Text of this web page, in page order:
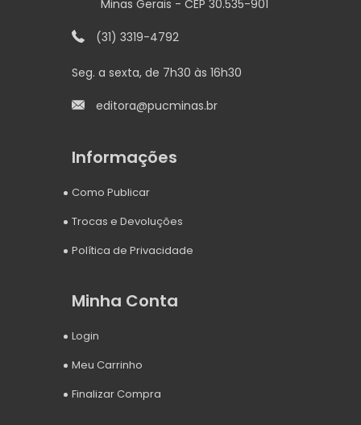
Minas Gerais - CEP 30.535-901
(31) 3319-4792
Seg. a sexta, de 7h30 às 16h30
editora@pucminas.br
Informações
Como Publicar
Trocas e Devoluções
Política de Privacidade
Minha Conta
Login
Meu Carrinho
Finalizar Compra